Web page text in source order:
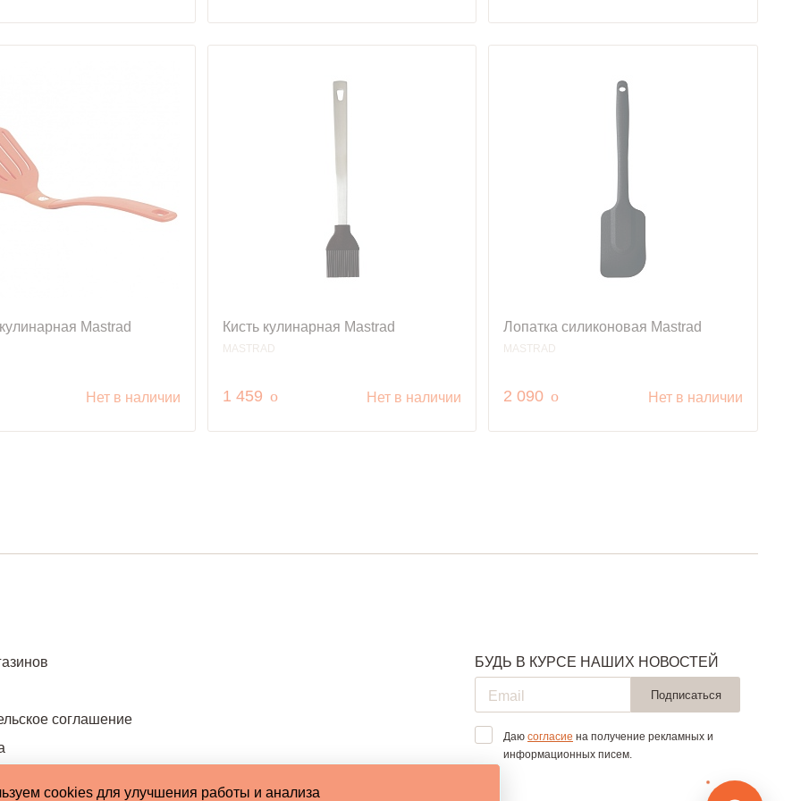
Mastrad
Нет в наличии
Кисть кулинарная Mastrad
MASTRAD
1 459 руб.
o Нет в наличии
Лопатка силиконовая Mastrad
MASTRAD
2 090 руб.
o Нет в наличии
соглашение
БУДЬ В КУРСЕ НАШИХ НОВОСТЕЙ
Подписаться
Даюсогласие на получение рекламных и
информационных писем.
cookies для улучшения работы и анализа